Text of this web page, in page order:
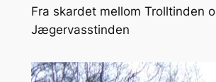
Fra skardet mellom Trolltinden
Jægervasstinden